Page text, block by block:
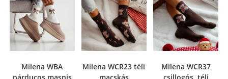
Milena WBA
Milena WCR23 téli
Milena WCR37